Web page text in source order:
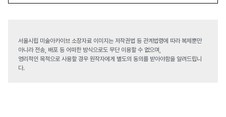
서울시립 미술아카이브 소장자료 이미지는 저작권법 등 관계법령에 따라 복제뿐만
아니라 전송, 배포 등 어떠한 방식으로도 무단 이용할 수 없으며,
영리적인 목적으로 사용할 경우 원작자에게 별도의 동의를 받아야함을 알려드립니
다.